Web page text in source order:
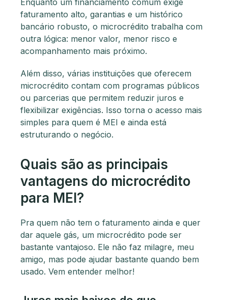
Enquanto um financiamento comum exige
faturamento alto, garantias e um histórico
bancário robusto, o microcrédito trabalha com
outra lógica: menor valor, menor risco e
acompanhamento mais próximo.
Além disso, várias instituições que oferecem
microcrédito contam com programas públicos
ou parcerias que permitem reduzir juros e
flexibilizar exigências. Isso torna o acesso mais
simples para quem é MEI e ainda está
estruturando o negócio.
Quais são as principais
vantagens do microcrédito
para MEI?
Pra quem não tem o faturamento ainda e quer
dar aquele gás, um microcrédito pode ser
bastante vantajoso. Ele não faz milagre, meu
amigo, mas pode ajudar bastante quando bem
usado. Vem entender melhor!